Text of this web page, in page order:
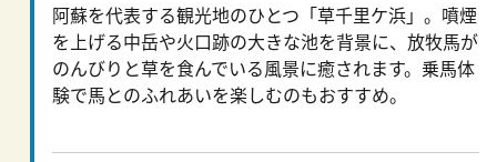
阿蘇を代表する観光地のひとつ「草千里ケ浜」。噴煙
を上げる中岳や火口跡の大きな池を背景に、放牧馬が
のんびりと草を食んでいる風景に癒されます。乗馬体
験で馬とのふれあいを楽しむのもおすすめ。